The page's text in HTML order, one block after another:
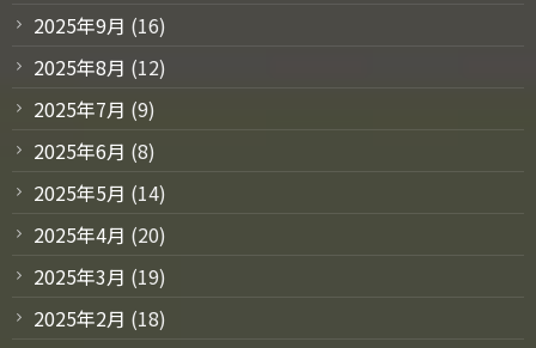
2025年9月 (16)
2025年8月 (12)
2025年7月 (9)
2025年6月 (8)
2025年5月 (14)
2025年4月 (20)
2025年3月 (19)
2025年2月 (18)